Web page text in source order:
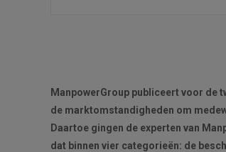
ManpowerGroup publiceert voor de
de marktomstandigheden om
Daartoe gingen de experten van
dat binnen vier categorieën: de